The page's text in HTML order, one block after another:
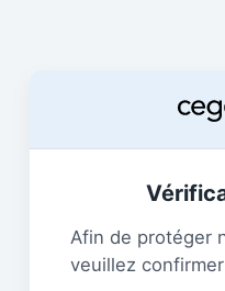
Afin de protéger
veuillez